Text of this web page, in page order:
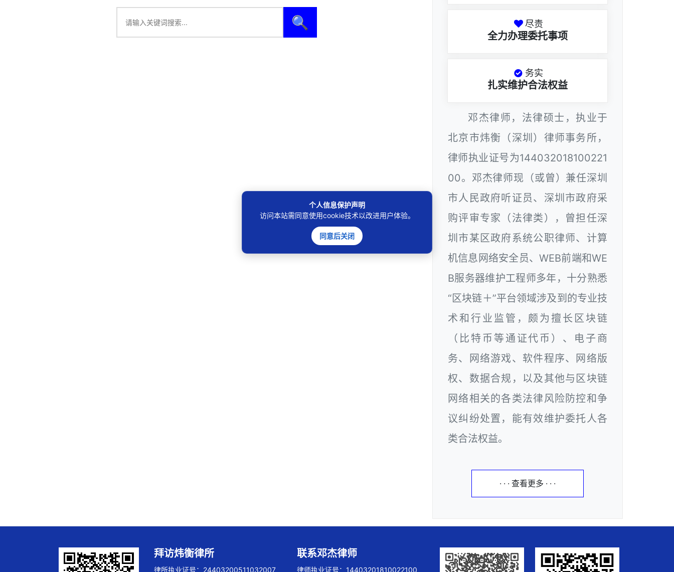
🔍 尽责
全力办理委托事项
务实
扎实维护合法权益
邓杰律师，法律硕士，执业于
北京市炜衡（深圳）律师事务所，
律师执业证号为144032018100221
00。邓杰律师现（或曾）兼任深圳
市人民政府听证员、深圳市政府采
购评审专家（法律类），曾担任深
圳市某区政府系统公职律师、计算
机信息网络安全员、WEB前端和WE
B服务器维护工程师多年，十分熟悉
“区块链＋”平台领域涉及到的专业技
术和行业监管，颇为擅长区块链
（比特币等通证代币）、电子商
务、网络游戏、软件程序、网络版
权、数据合规，以及其他与区块链
网络相关的各类法律风险防控和争
议纠纷处置，能有效维护委托人各
类合法权益。
· · · 查看更多 · · ·
拜访炜衡律所
律所执业证号：24403200511032007
联系邓杰律师
律师执业证号：14403201810022100
个人信息保护声明
访问本站需同意使用cookie技术以改进用户体验。
同意后关闭